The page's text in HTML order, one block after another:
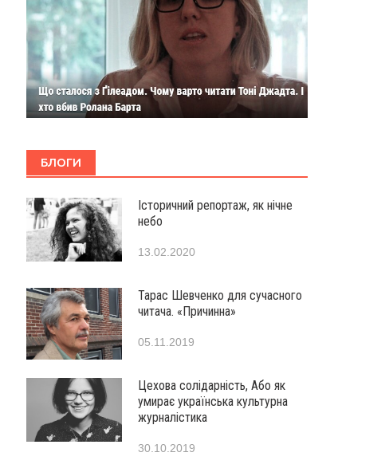
БЛОГИ
Історичний репортаж, як нічне
небо
13.02.2020
Тарас Шевченко для сучасного
читача. «Причинна»
05.11.2019
Цехова солідарність, Або як
умирає українська культурна
журналістика
30.10.2019